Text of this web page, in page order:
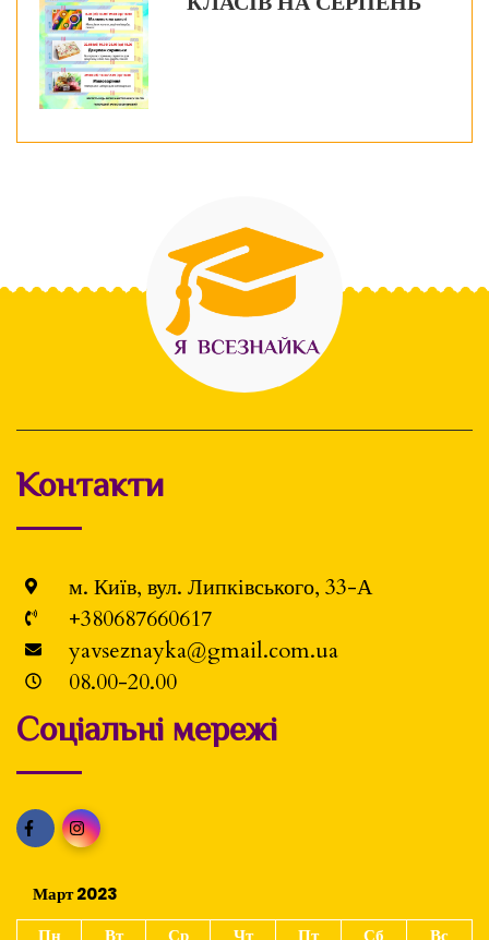
Контакти
м. Київ, вул. Липківського, 33-А
+380687660617
yavseznayka@gmail.com.ua
08.00-20.00
Соціальні мережі
Март 2023
Пн
Вт Ср Чт Пт Сб Вс